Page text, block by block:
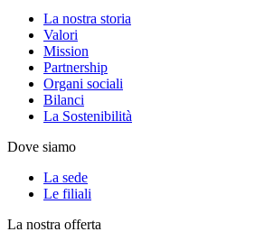
La nostra storia
Valori
Mission
Partnership
Organi sociali
Bilanci
La Sostenibilità
Dove siamo
La sede
Le filiali
La nostra offerta